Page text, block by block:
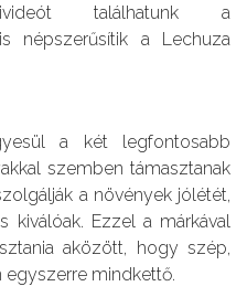
találhatunk a
népszerűsítik a Lechuza
a két legfontosabb
szemben támasztanak
a növények jólétét,
kiválóak. Ezzel a márkával
aközött, hogy szép,
egyszerre mindkettő.